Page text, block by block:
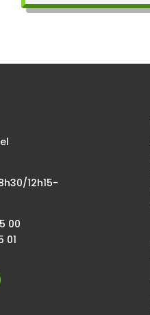
12h15-
00
01